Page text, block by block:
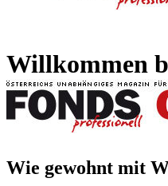
Willkommen
Wie gewohnt mit